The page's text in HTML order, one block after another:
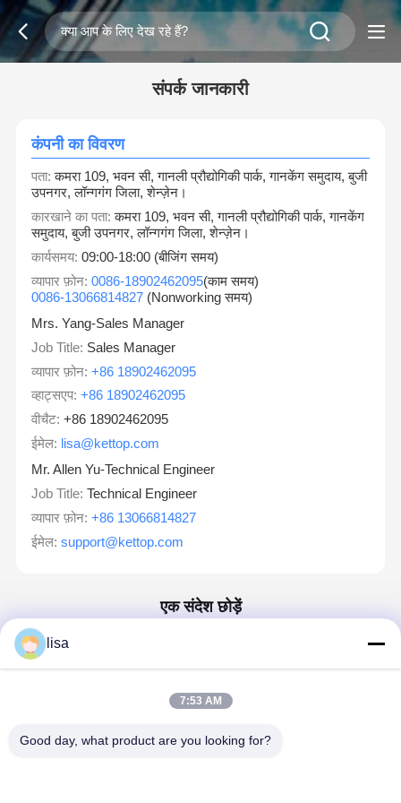
संपर्क जानकारी
कंपनी का विवरण
पता: कमरा 109, भवन सी, गानली प्रौद्योगिकी पार्क, गानकेंग समुदाय, बुजी
उपनगर, लॉन्गगंग जिला, शेन्ज़ेन।
कारखाने का पता: कमरा 109, भवन सी, गानली प्रौद्योगिकी पार्क, गानकेंग
समुदाय, बुजी उपनगर, लॉन्गगंग जिला, शेन्ज़ेन।
कार्यसमय: 09:00-18:00 (बीजिंग समय)
व्यापार फ़ोन: 0086-18902462095(काम समय)
0086-13066814827 (Nonworking समय)
Mrs. Yang-Sales Manager
Job Title: Sales Manager
व्यापार फ़ोन: +86 18902462095
व्हाट्सएप: +86 18902462095
वीचैट: +86 18902462095
ईमेल: lisa@kettop.com
Mr. Allen Yu-Technical Engineer
Job Title: Technical Engineer
व्यापार फ़ोन: +86 13066814827
ईमेल: support@kettop.com
एक संदेश छोड़ें
ईमेल
आवश्यकता
lisa
7:53 AM
Good day, what product are you looking for?